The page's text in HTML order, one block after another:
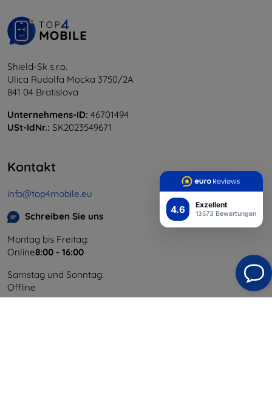
4.6 Exzellent
13573 Bewertungen
Shield-Sk s.r.o.
Ulica Rudolfa Mocka 3750/2A
841 04 Bratislava
Unternehmens-ID: 46701494
USt-IdNr.: SK2023549671
Kontakt
info@top4mobile.eu
Schreiben Sie uns
Montag bis Freitag:
Online8:00 - 16:00
Samstag und Sonntag:
Offline